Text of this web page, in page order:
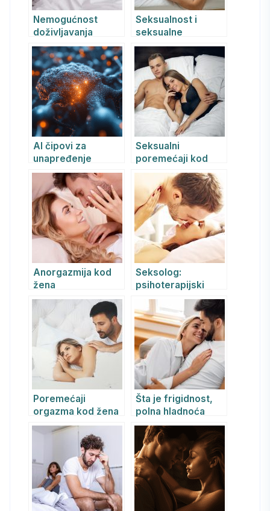
Nemogućnost
doživljavanja
orgazma kod žene
Seksualnost i
seksualne
disfunkcije kod
žena sa aspekta
REBT i telesne
psihoterapije:
Uzroci, simptomi i
lečenje
AI čipovi za
unapređenje
ljudske
inteligencije:
Multidisciplinarni
pregled
tehnologije i njenog
uticaja na društvo
Seksualni
poremećaji kod
žena: najčešći
problemi i rešenja
kroz psihijatrijski i
REBT
psihoterapijski
pristup
Anorgazmija kod
žena
Seksolog:
psihoterapijski
pristup i REBT
tehnike u tretmanu
seksualnih
poremećaja
Poremećaji
orgazma kod žena
– anorgazmija i
psihoterapija
Šta je frigidnost,
polna hladnoća
žena i kako se
anorgazmija
uspešno leči?